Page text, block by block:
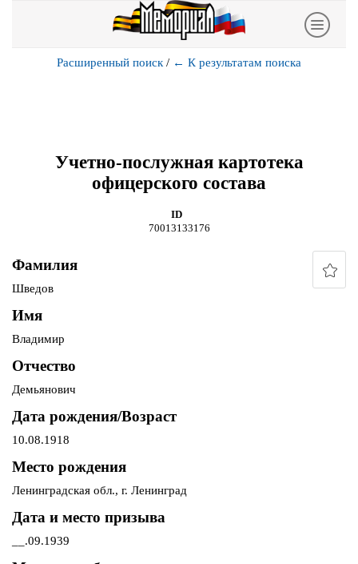
Расширенный поиск / ← К результатам поиска
Учетно-послужная картотека
офицерского состава
ID
70013133176
Фамилия
Шведов
Имя
Владимир
Отчество
Демьянович
Дата рождения/Возраст
10.08.1918
Место рождения
Ленинградская обл., г. Ленинград
Дата и место призыва
__.09.1939